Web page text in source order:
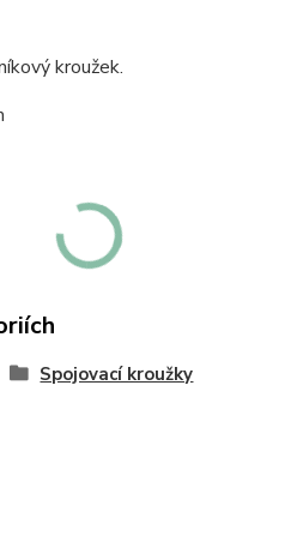
kroužek.
Spojovací kroužky